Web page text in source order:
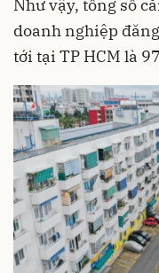
Như vậy, tổng số
doanh nghiệp
tới tại TP HCM là